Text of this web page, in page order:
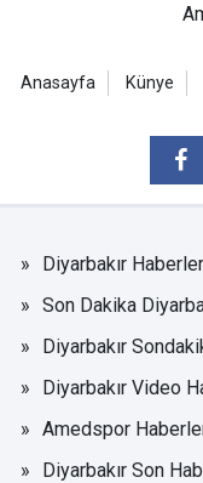
Anasayfa Künye
Diyarbakır
Son Dakika
Diyarbakır
Diyarbakır Video
Amedspor
Diyarbakır Son